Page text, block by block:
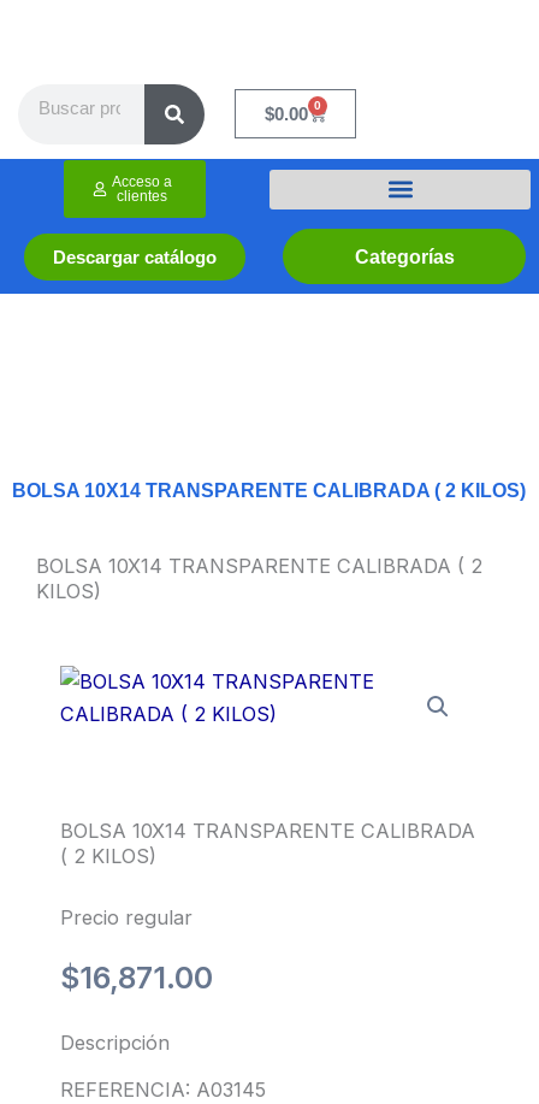
$0.00 0
Cart
Categorías
Descargar catálogo
Acceso a
clientes
BOLSA 10X14 TRANSPARENTE CALIBRADA ( 2 KILOS)
BOLSA 10X14 TRANSPARENTE CALIBRADA ( 2
KILOS)
BOLSA 10X14 TRANSPARENTE CALIBRADA
( 2 KILOS)
Precio regular
$16,871.00
Descripción
REFERENCIA: A03145